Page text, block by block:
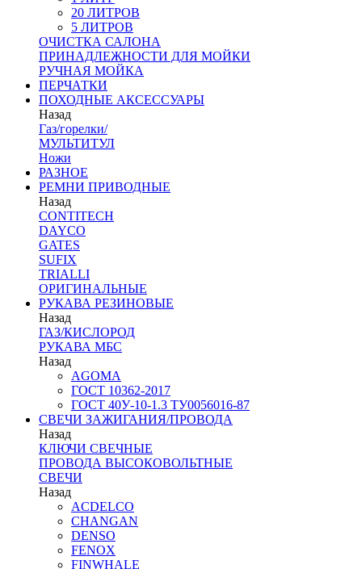
20 ЛИТРОВ
5 ЛИТРОВ
ОЧИСТКА САЛОНА
ПРИНАДЛЕЖНОСТИ ДЛЯ МОЙКИ
РУЧНАЯ МОЙКА
ПЕРЧАТКИ
ПОХОДНЫЕ АКСЕССУАРЫ
Назад
Газ/горелки/
МУЛЬТИТУЛ
Ножи
РАЗНОЕ
РЕМНИ ПРИВОДНЫЕ
Назад
CONTITECH
DAYCO
GATES
SUFIX
TRIALLI
ОРИГИНАЛЬНЫЕ
РУКАВА РЕЗИНОВЫЕ
Назад
ГАЗ/КИСЛОРОД
РУКАВА МБС
Назад
AGOMA
ГОСТ 10362-2017
ГОСТ 40У-10-1.3 ТУ0056016-87
СВЕЧИ ЗАЖИГАНИЯ/ПРОВОДА
Назад
КЛЮЧИ СВЕЧНЫЕ
ПРОВОДА ВЫСОКОВОЛЬТНЫЕ
СВЕЧИ
Назад
ACDELCO
CHANGAN
DENSO
FENOX
FINWHALE